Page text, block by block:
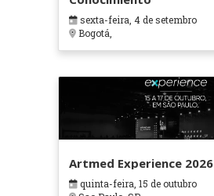
sexta-feira, 4 de setembro
Bogotá,
Artmed Experience 2026
quinta-feira, 15 de outubro